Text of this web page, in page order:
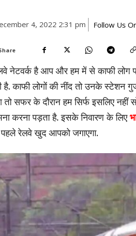
4, 2022 2:31 pm Follow Us
नेटवर्क है आप और हम में से काफी
है. काफी लोगों की नींद तो उनके स्टेशन
सफर के दौरान हम सिर्फ इसलिए नहीं
करना पड़ता है. इसके निवारण के लिए
रेलवे खुद आपको जगाएगा.